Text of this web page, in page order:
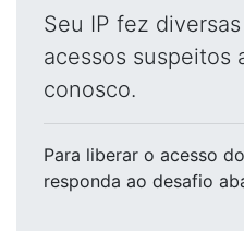
Seu IP fez
acessos suspeitos
conosco.
Para liberar o acesso
responda ao desafio